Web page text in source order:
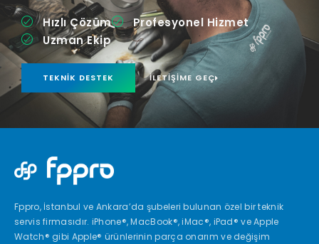
Hızlı Çözüm
Profesyonel Hizmet
Uzman Ekip
TEKNIK DESTEK İLETIŞIME GEÇ
Fppro, İstanbul ve Ankara’da şubeleri bulunan özel bir teknik
servis firmasıdır. iPhone®, MacBook®, iMac®, iPad® ve Apple
Watch® gibi Apple® ürünlerinin parça onarım ve değişim